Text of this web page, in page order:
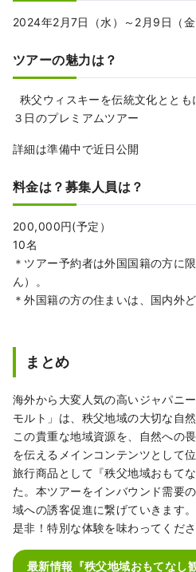
2024年2月7日（水）～2月9日（金
ツアーの魅力は？
秩父ウィスキーを伝統文化とと
３日のプレミアムツアー
詳細は準備中で近日公開
料金は？募集人員は？
200,000円(予定）
10名
＊ツアー予約者は外国国籍の方に
ん）。
＊外国籍の方の住まいは、国内外
まとめ
海外から大変人気の高いジャパニ
モルト」は、秩父地域の大切な自
この貴重な地域資源を、自然への
を伝えるメインコンテンツとして
旅行商品として『秩父地域おもて
た。本ツアーをインバウンド需要
域への誘客促進に繋げていきます。
是非！特別な体験を味わってくださ
最新情報『秩父地域おもてなし